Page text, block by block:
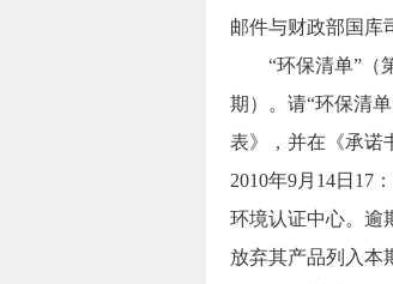
邮件与财政部国库
“环保清单”（第
期）。请“环保清
表》，并在《承诺
2010年9月14日17
环境认证中心。逾
放弃其产品列入本